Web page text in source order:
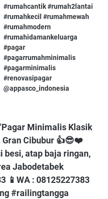
#rumahcantik⁠ #rumah2lantai⁠
#rumahkecil⁠ #rumahmewah⁠
#rumahmodern⁠
#rumahidamankeluarga⁠
#pagar⁠
#pagarrumahminimalis⁠
#pagarminimalis⁠
#renovasipagar⁠
@appasco_indonesia
Minimalis Klasik
Cibubur⁠ 👍😎❤️⁠
besi, atap baja ringan,
Jabodetabek⁠
📱WA : 08125227383⁠
#railingtangga⁠